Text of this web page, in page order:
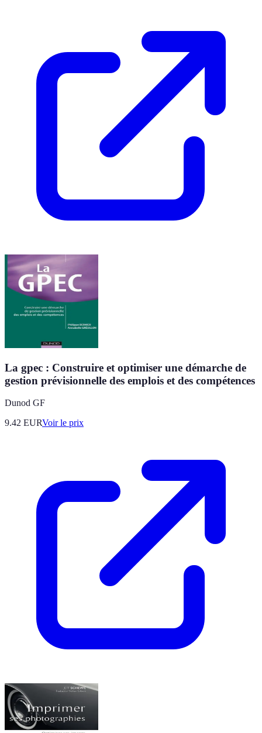
La gpec : Construire et optimiser une démarche de
gestion prévisionnelle des emplois et des compétences
Dunod GF
9.42 EURVoir le prix